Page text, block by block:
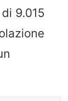
9.015